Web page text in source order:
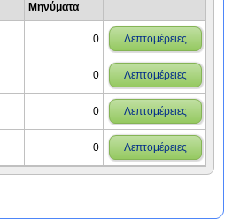
Μηνύματα
0 Λεπτομέρειες
0 Λεπτομέρειες
0 Λεπτομέρειες
0 Λεπτομέρειες